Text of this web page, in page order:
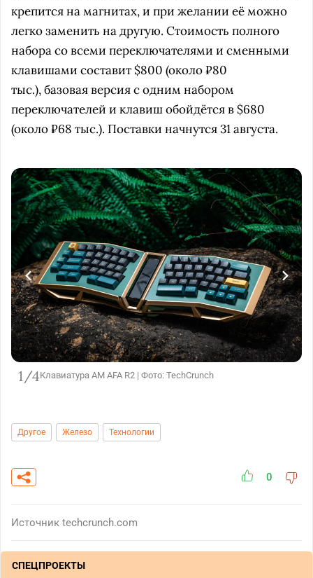
крепится на магнитах, и при желании её можно
легко заменить на другую. Стоимость полного
набора со всеми переключателями и сменными
клавишами составит $800 (около ₽80
тыс.), базовая версия с одним набором
переключателей и клавиш обойдётся в $680
(около ₽68 тыс.). Поставки начнутся 31 августа.
1/4Клавиатура AM AFA R2 | Фото: TechCrunch
Другое Железо Технологии
0
Источник techcrunch.com
СПЕЦПРОЕКТЫ